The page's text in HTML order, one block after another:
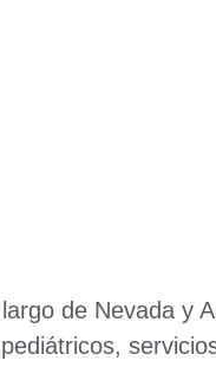
de Nevada y